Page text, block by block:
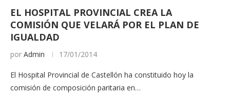
EL HOSPITAL PROVINCIAL CREA LA
COMISIÓN QUE VELARÁ POR EL PLAN DE
IGUALDAD
por Admin 17/01/2014
El Hospital Provincial de Castellón ha constituido hoy la
comisión de composición paritaria en…